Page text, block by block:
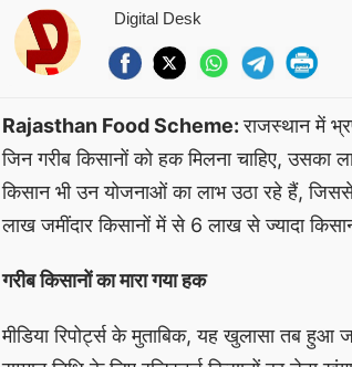
Digital Desk
Rajasthan Food Scheme:राजस्थान में
जिन गरीब किसानों को हक मिलना चाहिए,
किसान भी उन योजनाओं का लाभ उठा रहे हैं,
लाख जमींदार किसानों में से 6 लाख से ज्यादा
गरीब किसानों का मारा गया हक
मीडिया रिपोर्ट्स के मुताबिक, यह खुलासा तब हुआ